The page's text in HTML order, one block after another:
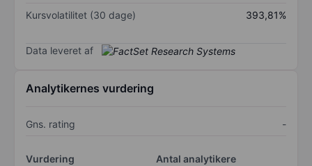
Kursvolatilitet (30 dage)
393,81%
Data leveret af
Analytikernes vurdering
Gns. rating -
Vurdering
Antal analytikere